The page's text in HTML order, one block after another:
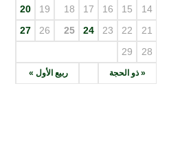
« ذو الحجة ربيع الأول »
14
15
16
17
18
19
20
21
22
23
24
25
26
27
28
29